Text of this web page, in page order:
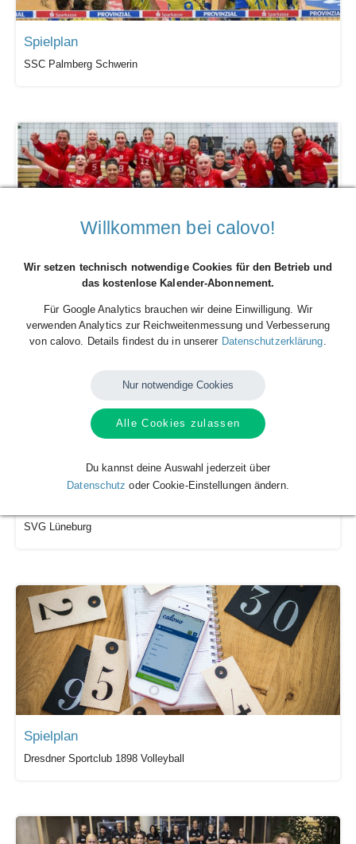
Spielplan
SSC Palmberg Schwerin
Volleyball Rote Raben Vilsbiburg Saison 2026/2027
SVG Lüneburg
Spielplan
Dresdner Sportclub 1898 Volleyball
Willkommen bei calovo!
Wir setzen technisch notwendige Cookies für den Betrieb und
das kostenlose Kalender-Abonnement.
Für Google Analytics brauchen wir deine Einwilligung. Wir
verwenden Analytics zur Reichweitenmessung und Verbesserung
von calovo. Details findest du in unserer Datenschutzerklärung.
Nur notwendige Cookies
Alle Cookies zulassen
Du kannst deine Auswahl jederzeit über
Datenschutz oder Cookie-Einstellungen ändern.